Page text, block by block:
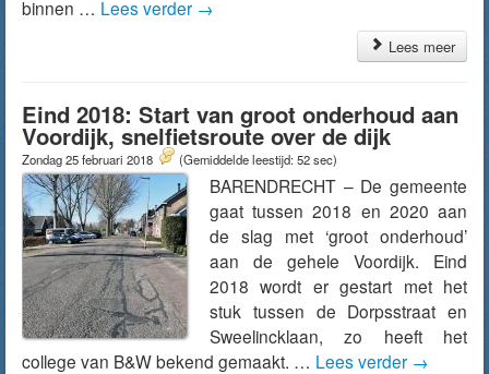
binnen … Lees verder →
Lees meer
Eind 2018: Start van groot onderhoud aan
Voordijk, snelfietsroute over de dijk
Zondag 25 februari 2018 (Gemiddelde leestijd: 52 sec)
BARENDRECHT – De gemeente
gaat tussen 2018 en 2020 aan
de slag met ‘groot onderhoud’
aan de gehele Voordijk. Eind
2018 wordt er gestart met het
stuk tussen de Dorpsstraat en
Sweelincklaan, zo heeft het
college van B&W bekend gemaakt. … Lees verder →